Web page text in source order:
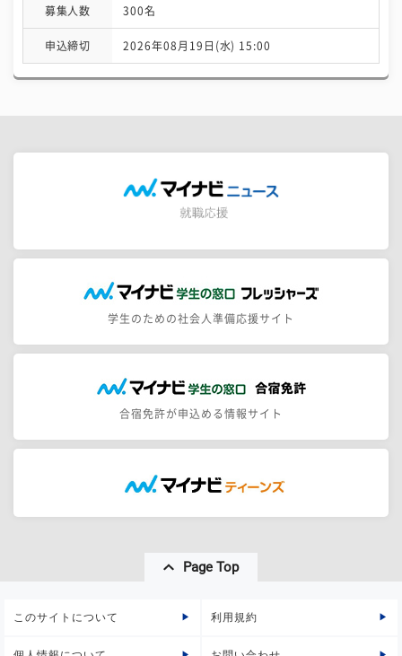
募集人数 300名
申込締切 2026年08月19日(水) 15:00
学生のための社会人準備応援サイト
合宿免許が申込める情報サイト
Page Top
このサイトについて 利用規約